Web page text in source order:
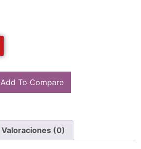
Add To Compare
Valoraciones (0)